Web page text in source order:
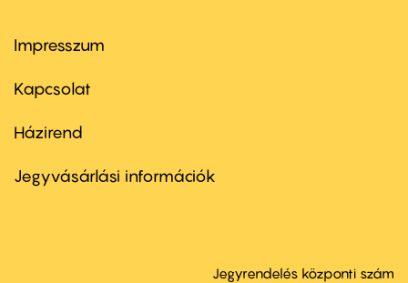
Footer
first
Impresszum
Kapcsolat
Footer
second
Házirend
Jegyvásárlási információk
Jegyrendelés központi szám